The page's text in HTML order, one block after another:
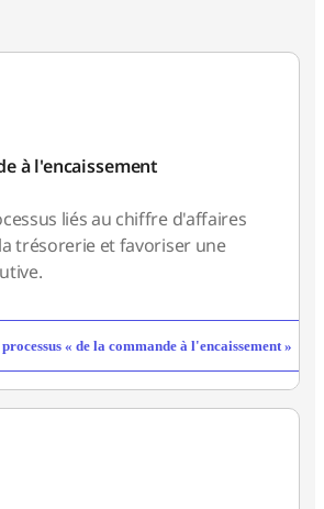
à l'encaissement
liés au chiffre d'affaires
trésorerie et favoriser une
« de la commande à l'encaissement »